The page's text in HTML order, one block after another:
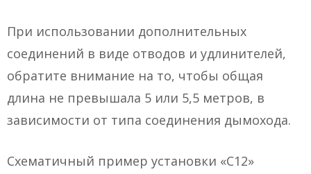
При использовании дополнительных
соединений в виде отводов и удлинителей,
обратите внимание на то, чтобы общая
длина не превышала 5 или 5,5 метров, в
зависимости от типа соединения дымохода.
Схематичный пример установки «С12»